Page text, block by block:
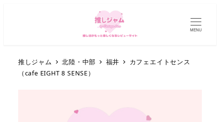
MENU
推しジャム 北陸・中部 福井
カフェエイトセンス
（cafe EIGHT 8 SENSE）